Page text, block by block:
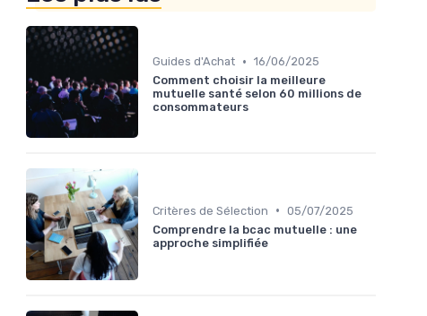
Guides d'Achat • 16/06/2025
Comment choisir la meilleure
mutuelle santé selon 60 millions de
consommateurs
Critères de Sélection • 05/07/2025
Comprendre la bcac mutuelle : une
approche simplifiée